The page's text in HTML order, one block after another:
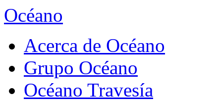
Océano
Acerca de Océano
Grupo Océano
Océano Travesía